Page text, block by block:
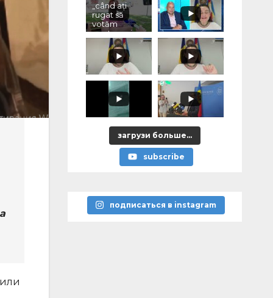
„când ați
rugat să
votăm
pentru voi,
ce ați
promis?"
загрузи больше...
subscribe
подписаться в instagram